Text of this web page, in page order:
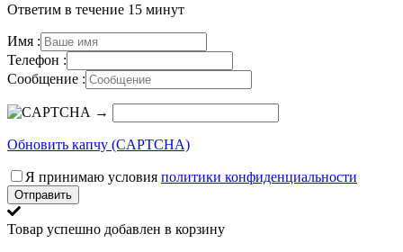
Ответим в течение 15 минут
Имя :
Телефон :
Сообщение :
→
Обновить капчу (CAPTCHA)
Я принимаю условия политики конфиденциальности
Отправить
Товар успешно добавлен в корзину